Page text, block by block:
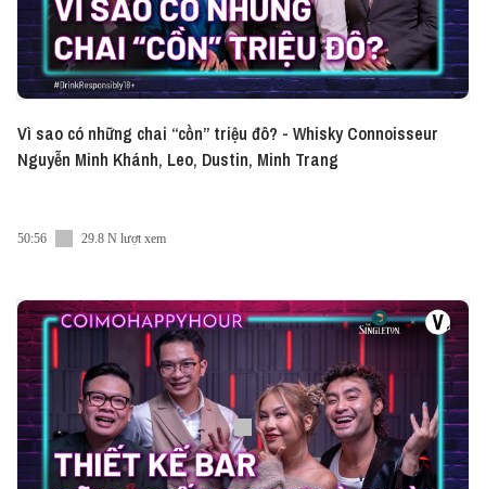
Vì sao có những chai “cồn” triệu đô? - Whisky Connoisseur
Nguyễn Minh Khánh, Leo, Dustin, Minh Trang
50:56 29.8 N lượt xem